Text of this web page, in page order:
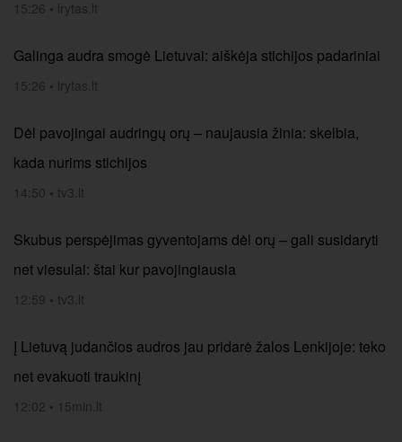
15:26 • lrytas.lt
Galinga audra smogė Lietuvai: aiškėja stichijos padariniai
15:26 • lrytas.lt
Dėl pavojingai audringų orų – naujausia žinia: skelbia,
kada nurims stichijos
14:50 • tv3.lt
Skubus perspėjimas gyventojams dėl orų – gali susidaryti
net viesulai: štai kur pavojingiausia
12:59 • tv3.lt
Į Lietuvą judančios audros jau pridarė žalos Lenkijoje: teko
net evakuoti traukinį
12:02 • 15min.lt